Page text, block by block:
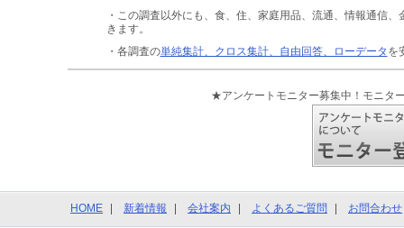
・この調査以外にも、食、住、家庭用品、流通、情報通信、
きます。
・各調査の単純集計、クロス集計、自由回答、ローデータ を
★アンケートモニター募集中！モニタ
HOME 新着情報 会社案内 よくあるご質問 お問合わせ